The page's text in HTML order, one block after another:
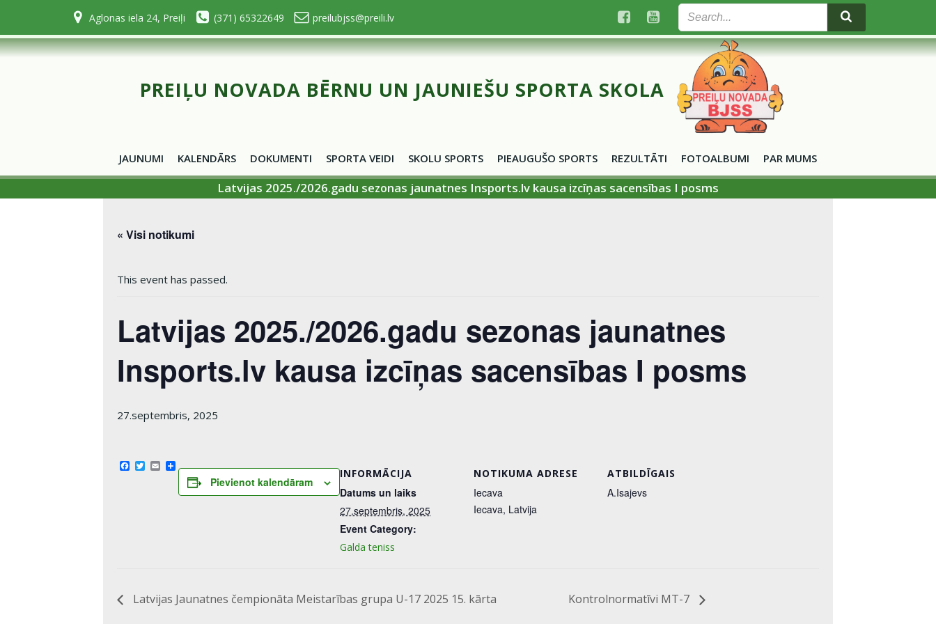
content
Aglonas iela 24, Preiļi (371) 65322649 preilubjss@preili.lv
PREIĻU NOVADA BĒRNU UN JAUNIEŠU SPORTA SKOLA
JAUNUMI KALENDĀRS DOKUMENTI SPORTA VEIDI SKOLU SPORTS PIEAUGUŠO SPORTS REZULTĀTI FOTOALBUMI PAR MUMS
Latvijas 2025./2026.gadu sezonas jaunatnes Insports.lv kausa izcīņas sacensības I posms
« Visi notikumi
This event has passed.
Latvijas 2025./2026.gadu sezonas jaunatnes
Insports.lv kausa izcīņas sacensības I posms
27.septembris, 2025
Facebook
Twitter
EmailShare
Pievienot kalendāram
INFORMĀCIJA
Datums un laiks
27.septembris, 2025
Event Category:
Galda teniss
NOTIKUMA ADRESE
Iecava
Iecava, Latvija
ATBILDĪGAIS
A.Isajevs
Latvijas Jaunatnes čempionāta Meistarības grupa U-17 2025 15. kārta Kontrolnormatīvi MT-7